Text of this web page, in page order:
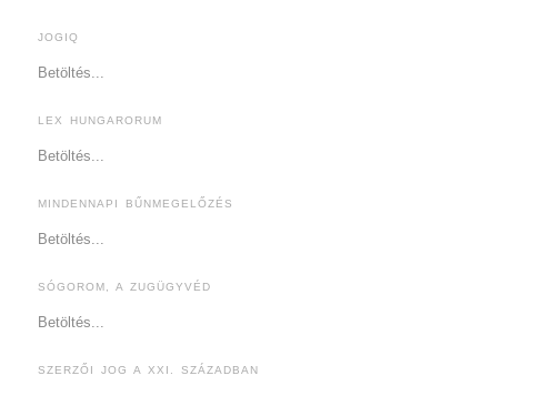
JOGIQ
Betöltés...
LEX HUNGARORUM
Betöltés...
MINDENNAPI BŰNMEGELŐZÉS
Betöltés...
SÓGOROM, A ZUGÜGYVÉD
Betöltés...
SZERZŐI JOG A XXI. SZÁZADBAN